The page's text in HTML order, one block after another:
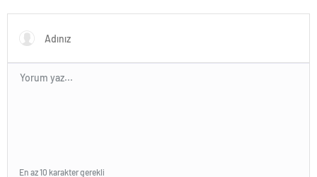
En az 10 karakter gerekli